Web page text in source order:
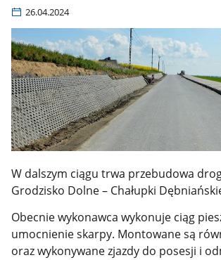
26.04.2024
W dalszym ciągu trwa przebudowa
Grodzisko Dolne – Chałupki
Obecnie wykonawca wykonuje ciąg
umocnienie skarpy. Montowane są
oraz wykonywane zjazdy do posesji i